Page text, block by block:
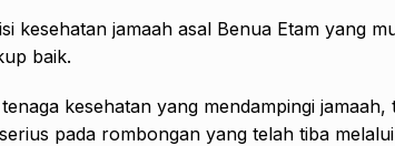
kesehatan jamaah asal Benua Etam yang
baik.
kesehatan yang mendampingi jamaah,
pada rombongan yang telah tiba